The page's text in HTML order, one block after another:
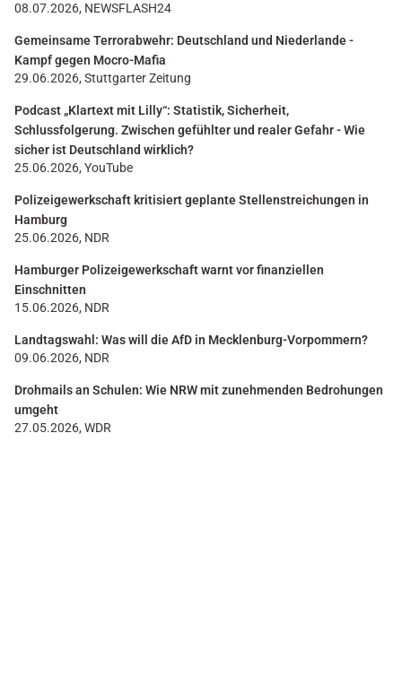
08.07.2026, NEWSFLASH24
Gemeinsame Terrorabwehr: Deutschland und Niederlande -
Kampf gegen Mocro-Mafia
29.06.2026, Stuttgarter Zeitung
Podcast „Klartext mit Lilly“: Statistik, Sicherheit,
Schlussfolgerung. Zwischen gefühlter und realer Gefahr - Wie
sicher ist Deutschland wirklich?
25.06.2026, YouTube
Polizeigewerkschaft kritisiert geplante Stellenstreichungen in
Hamburg
25.06.2026, NDR
Hamburger Polizeigewerkschaft warnt vor finanziellen
Einschnitten
15.06.2026, NDR
Landtagswahl: Was will die AfD in Mecklenburg-Vorpommern?
09.06.2026, NDR
Drohmails an Schulen: Wie NRW mit zunehmenden Bedrohungen
umgeht
27.05.2026, WDR